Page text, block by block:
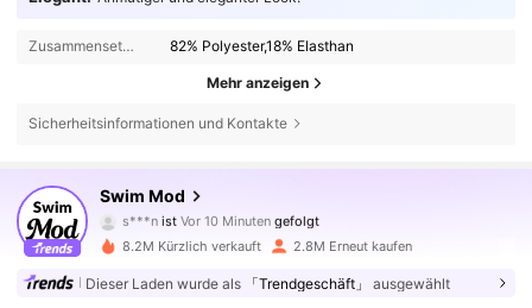
Zusammensetzung: 82% Polyester,18% Elasthan
Mehr anzeigen
Sicherheitsinformationen und Kontakte
Swim Mod
s***nistVor 10 Minuten
m***8ist am Durchsuchen
4,81
545K Follower
8.2M Kürzlich verkauft 2.8M Erneut kaufen
Dieser Laden wurde als 「Trendgeschäft」 ausgewählt